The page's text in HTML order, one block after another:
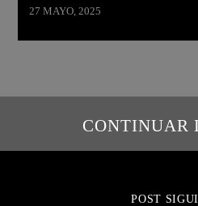
27 MAYO, 2025
CONTINUAR
POST